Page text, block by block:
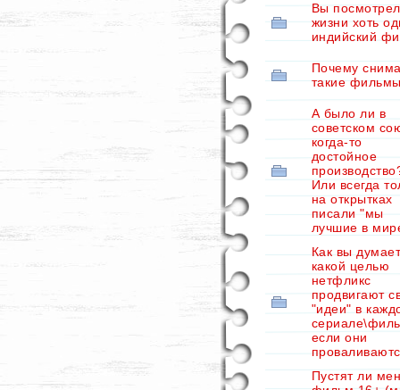
Вы
жизни хоть
индийский
Почему
такие
А было ли в
советском
когда-то
достойное
Или всегда
на открытках
писали "мы
лучшие в
Как вы
какой целью
нетфликс
продвигают
"идеи" в
если они
Пустят ли